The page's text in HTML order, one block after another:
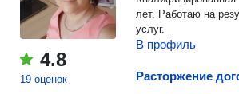
4.8
19 оценок
лет. Работаю на
услуг.
В профиль